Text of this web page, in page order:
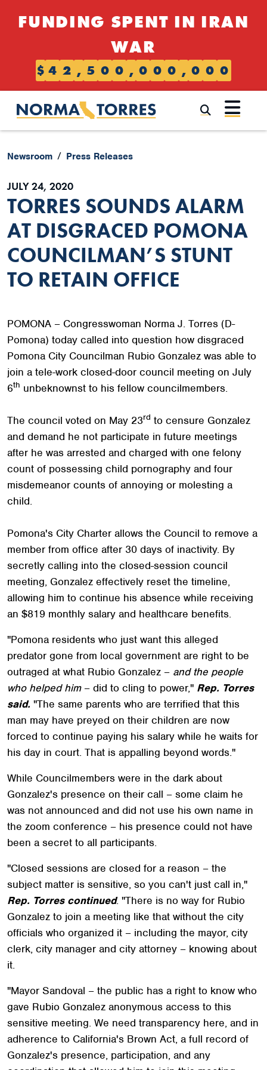
FUNDING SPENT IN IRAN
WAR
$ 4 2 , 5 0 0 , 0 0 0 , 0 0 0
Newsroom Press Releases
JULY 24, 2020
TORRES SOUNDS ALARM
AT DISGRACED POMONA
COUNCILMAN’S STUNT
TO RETAIN OFFICE
POMONA – Congresswoman Norma J. Torres (D-
Pomona) today called into question how disgraced
Pomona City Councilman Rubio Gonzalez was able to
join a tele-work closed-door council meeting on July
6th unbeknownst to his fellow councilmembers.
The council voted on May 23rd to censure Gonzalez
and demand he not participate in future meetings
after he was arrested and charged with one felony
count of possessing child pornography and four
misdemeanor counts of annoying or molesting a
child.
Pomona's City Charter allows the Council to remove a
member from office after 30 days of inactivity. By
secretly calling into the closed-session council
meeting, Gonzalez effectively reset the timeline,
allowing him to continue his absence while receiving
an $819 monthly salary and healthcare benefits.
"Pomona residents who just want this alleged
predator gone from local government are right to be
outraged at what Rubio Gonzalez – and the people
who helped him– did to cling to power," Rep. Torres
said. "The same parents who are terrified that this
man may have preyed on their children are now
forced to continue paying his salary while he waits for
his day in court. That is appalling beyond words."
While Councilmembers were in the dark about
Gonzalez's presence on their call – some claim he
was not announced and did not use his own name in
the zoom conference – his presence could not have
been a secret to all participants.
"Closed sessions are closed for a reason – the
subject matter is sensitive, so you can't just call in,"
Rep. Torres continued. "There is no way for Rubio
Gonzalez to join a meeting like that without the city
officials who organized it – including the mayor, city
clerk, city manager and city attorney – knowing about
it.
"Mayor Sandoval – the public has a right to know who
gave Rubio Gonzalez anonymous access to this
sensitive meeting. We need transparency here, and in
adherence to California's Brown Act, a full record of
Gonzalez's presence, participation, and any